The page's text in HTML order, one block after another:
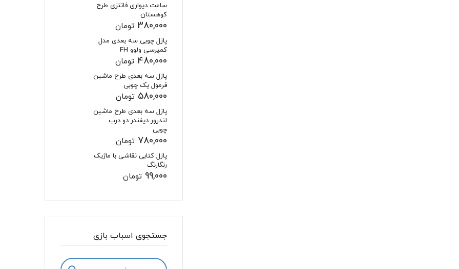
ساعت دیواری فانتزی طرح
کوهستان
380,000 تومان
پازل چوبی سه بعدی مدل
کمپرسی ولوو FH
480,000 تومان
پازل سه بعدی طرح ماشین
فرمول یک چوبی
580,000 تومان
پازل سه بعدی طرح ماشین
لندرور دیفندر دو درب
چوبی
780,000 تومان
پازل کتابی نقاشی با ماژیک
رنگارنگ
99,000 تومان
جستجوی اسباب بازی